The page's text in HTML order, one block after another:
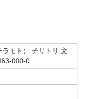
モト） チリトリ 文
000-0